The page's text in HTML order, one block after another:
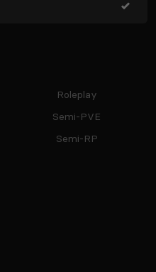
Roleplay
Semi-PVE
Semi-RP